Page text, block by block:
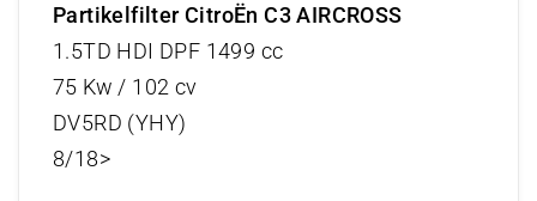
Partikelfilter CitroËn C3 AIRCROSS
1.5TD HDI DPF 1499 cc
75 Kw / 102 cv
DV5RD (YHY)
8/18>